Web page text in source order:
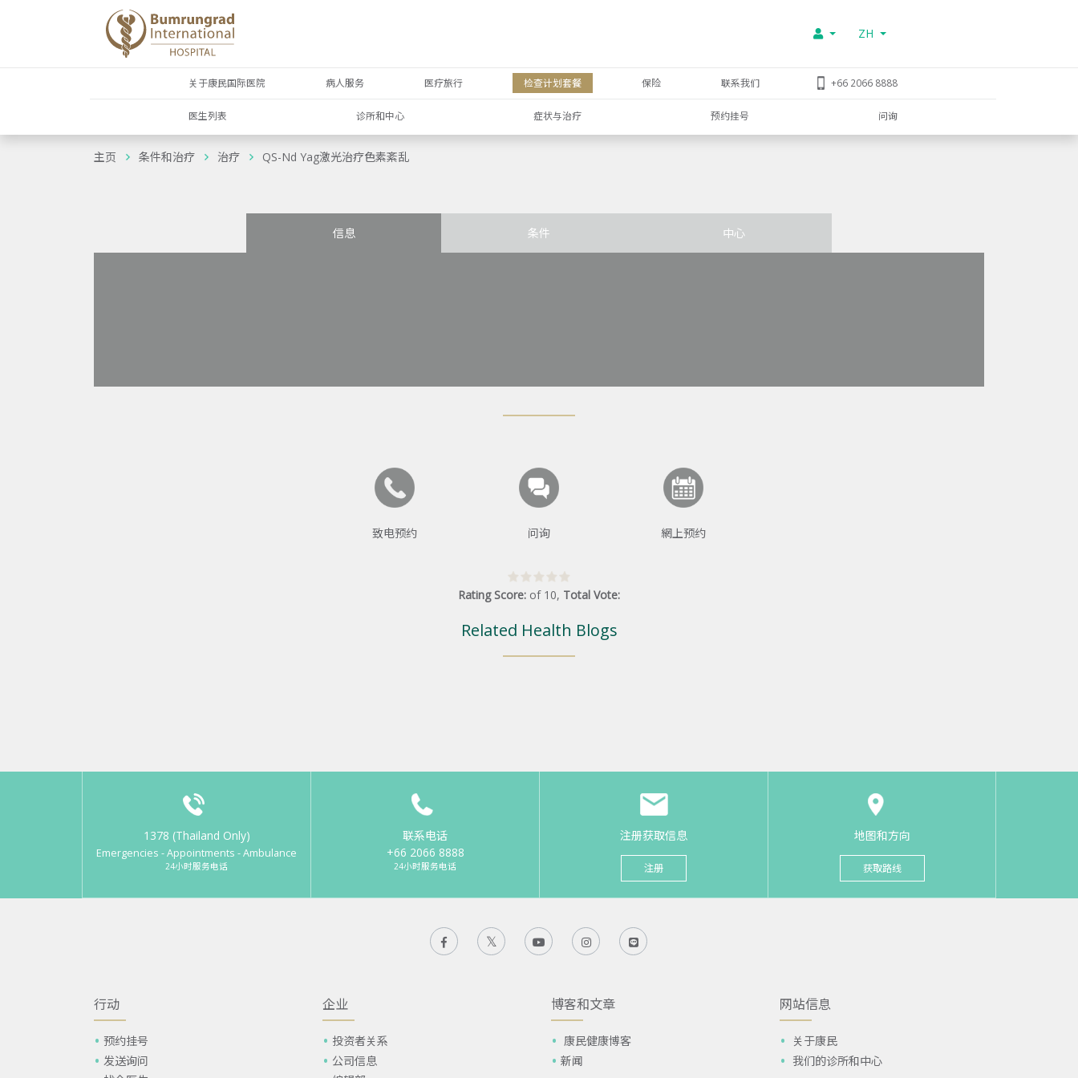
ZH
关于康民国际医院 病人服务 医疗旅行 检查计划套餐 保险 联系我们 +66 2066 8888
医生列表 诊所和中心 症状与治疗 预约挂号 问询
主页 条件和治疗 治疗 QS-Nd Yag激光治疗色素紊乱
信息 条件 中心
致电预约 问询 網上预约
Rating Score: of 10, Total Vote:
Related Health Blogs
1378 (Thailand Only)
Emergencies - Appointments - Ambulance
24小时服务电话
联系电话
+66 2066 8888
24小时服务电话
注册获取信息
注册
地图和方向
获取路线
行动
预约挂号
发送询问
企业
投资者关系
公司信息
博客和文章
康民健康博客
新闻
网站信息
关于康民
我们的诊所和中心